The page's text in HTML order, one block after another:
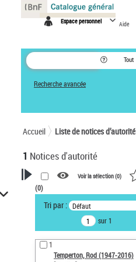
Espace personnel Aide
Tout
Recherche avancée
Accueil Liste de notices d’autorité
1 Notices d'autorité
VOTRE RECHERCHE
Recherche avancée dans les
notices d’autorité
Œuvres liées à l'auteur :
Temperton, Rod (1947-2016)
Voir la sélection (0)
(0)
Tri par : Défaut
sur 1
1
Temperton, Rod (1947-2016)
Panneau de gestion des cookies